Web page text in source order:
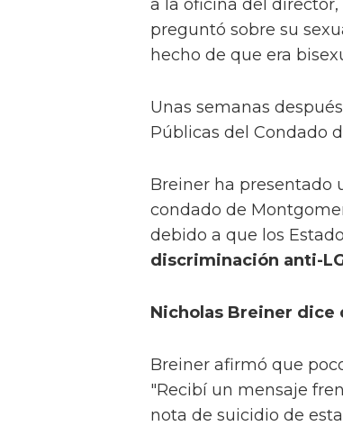
a la oficina del
preguntó sobre su
hecho de que era
Unas semanas
Públicas del Condado
Breiner ha presentado
condado de
debido a que los
discriminación anti-
Nicholas Breiner
Breiner afirmó que
"Recibí un mensaje
nota de suicidio de